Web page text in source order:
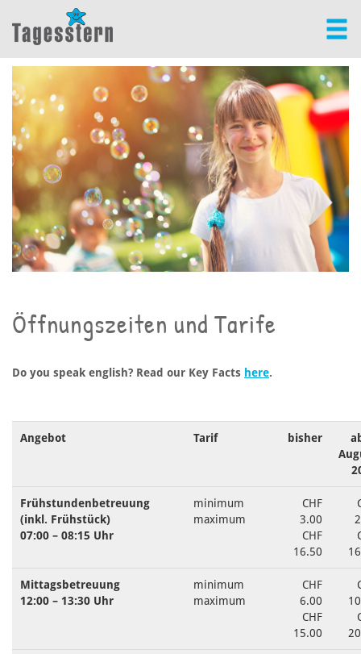
Öffnungszeiten und Tarife
Do you speak english? Read our Key Facts here.
Angebot Tarif bisher
Frühstundenbetreuung
(inkl. Frühstück)
07:00 – 08:15 Uhr
minimum
maximum
CHF
3.00
CHF
16.50
Mittagsbetreuung
12:00 – 13:30 Uhr
minimum
maximum
CHF
6.00
CHF
15.00